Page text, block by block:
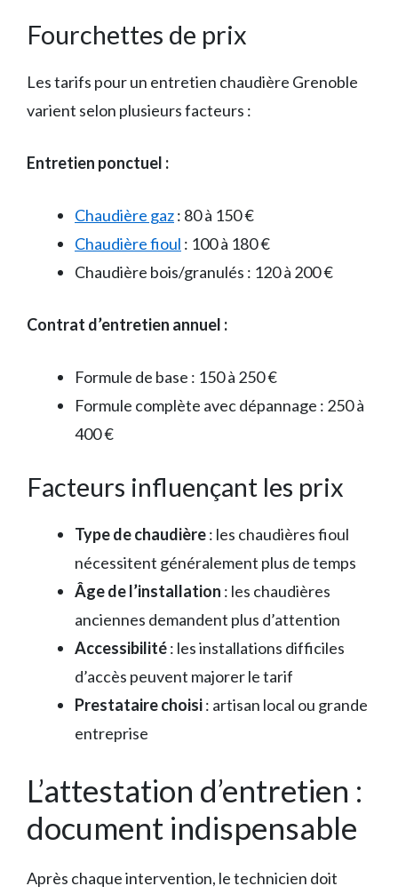
Fourchettes de prix
Les tarifs pour un entretien chaudière Grenoble
varient selon plusieurs facteurs :
Entretien ponctuel :
Chaudière gaz: 80 à 150 €
Chaudière fioul : 100 à 180 €
Chaudière bois/granulés : 120 à 200 €
Contrat d’entretien annuel :
Formule de base : 150 à 250 €
Formule complète avec dépannage : 250 à
400 €
Facteurs influençant les prix
Type de chaudière: les chaudières fioul
nécessitent généralement plus de temps
Âge de l’installation : les chaudières
anciennes demandent plus d’attention
Accessibilité: les installations difficiles
d’accès peuvent majorer le tarif
Prestataire choisi: artisan local ou grande
entreprise
L’attestation d’entretien :
document indispensable
Après chaque intervention, le technicien doit